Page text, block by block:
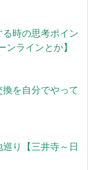
時の思考ポイン
ンラインとか】
を自分でやって
り【三井寺～日